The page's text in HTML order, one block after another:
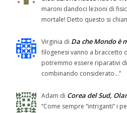
maroni dandoci lezioni di
mortale! Detto questo si
Virginia di Da che Mondo è
filogenesi vanno a braccetto
potremmo essere riparativi
combinando considerato…”
Adam di Corea del Sud,
“Come sempre “intriganti” i